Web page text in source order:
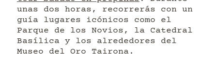
unas dos horas, recorrerás con un
guía lugares icónicos como el
Parque de los Novios, la Catedral
Basílica y los alrededores del
Museo del Oro Tairona.